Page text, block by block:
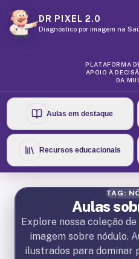
DR PIXEL 2.0
Diagnóstico por imagem na
PLATAFORMA
APOIO À
DA
Aulas em destaque
Recursos educacionais
TAG:
Aulas
Explore nossa coleção
imagem sobre nódulo.
ilustrados para